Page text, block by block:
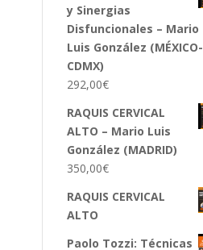
y Sinergias
Disfuncionales – Mario
Luis González (MÉXICO-
CDMX)
292,00€
RAQUIS CERVICAL
ALTO – Mario Luis
González (MADRID)
350,00€
RAQUIS CERVICAL
ALTO
Paolo Tozzi: Técnicas